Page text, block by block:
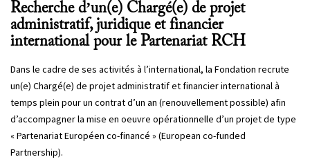
Recherche d’un(e) Chargé(e) de projet
administratif, juridique et financier
international pour le Partenariat RCH
Dans le cadre de ses activités à l’international, la Fondation recrute
un(e) Chargé(e) de projet administratif et financier international à
temps plein pour un contrat d’un an (renouvellement possible) afin
d’accompagner la mise en oeuvre opérationnelle d’un projet de type
« Partenariat Européen co-financé » (European co-funded
Partnership).